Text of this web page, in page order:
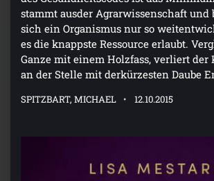
stammt ausder Agrarwissenschaft und
sich ein Organismus nur so
es die knappste Ressource erlaubt.
Ganze mit einem Holzfass, verliert der
an der Stelle mit derkürzesten Daube
SPITZBART, MICHAEL 12.10.2015